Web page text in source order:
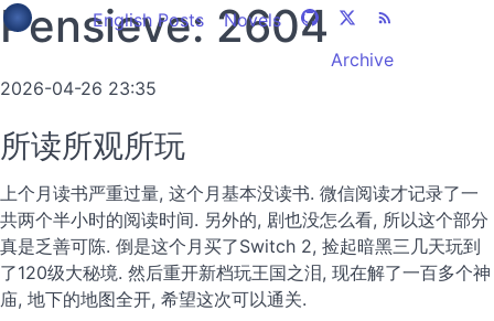
Novels
English Posts
Archive
Pensieve: 2604
2026-04-26 23:35
所读所观所玩
上个月读书严重过量, 这个月基本没读书. 微信阅读才记录了一
共两个半小时的阅读时间. 另外的, 剧也没怎么看, 所以这个部分
真是乏善可陈. 倒是这个月买了Switch 2, 捡起暗黑三几天玩到
了120级大秘境. 然后重开新档玩王国之泪, 现在解了一百多个神
庙, 地下的地图全开, 希望这次可以通关.